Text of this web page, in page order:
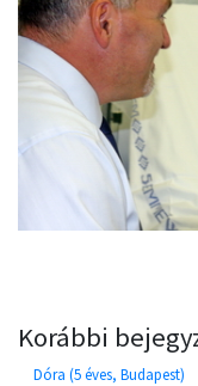
Korábbi
Dóra (5 éves, Budapest)